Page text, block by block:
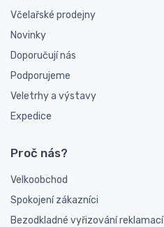
Včelařské prodejny
Novinky
Doporučují nás
Podporujeme
Veletrhy a výstavy
Expedice
Proč nás?
Velkoobchod
Spokojení zákazníci
Bezodkladné vyřizování reklamací